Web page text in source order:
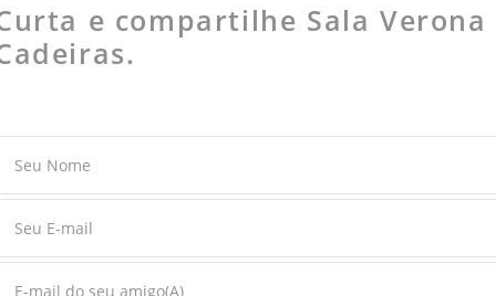
e compartilhe Sala Verona